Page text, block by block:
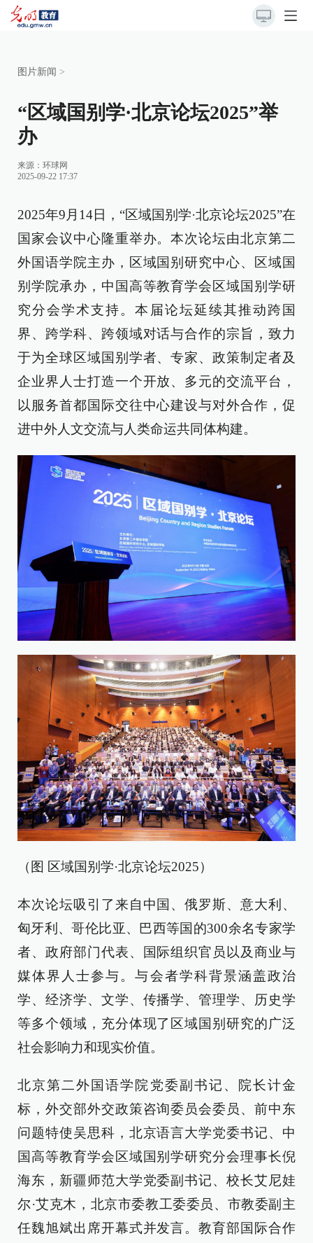
图片新闻 >
“区域国别学·北京论坛2025”举
办
来源： 环球网
2025-09-22 17:37
2025年9月14日，“区域国别学·北京论坛2025”在
国家会议中心隆重举办。本次论坛由北京第二
外国语学院主办，区域国别研究中心、区域国
别学院承办，中国高等教育学会区域国别学研
究分会学术支持。本届论坛延续其推动跨国
界、跨学科、跨领域对话与合作的宗旨，致力
于为全球区域国别学者、专家、政策制定者及
企业界人士打造一个开放、多元的交流平台，
以服务首都国际交往中心建设与对外合作，促
进中外人文交流与人类命运共同体构建。
（图 区域国别学·北京论坛2025）
本次论坛吸引了来自中国、俄罗斯、意大利、
匈牙利、哥伦比亚、巴西等国的300余名专家学
者、政府部门代表、国际组织官员以及商业与
媒体界人士参与。与会者学科背景涵盖政治
学、经济学、文学、传播学、管理学、历史学
等多个领域，充分体现了区域国别研究的广泛
社会影响力和现实价值。
北京第二外国语学院党委副书记、院长计金
标，外交部外交政策咨询委员会委员、前中东
问题特使吴思科，北京语言大学党委书记、中
国高等教育学会区域国别学研究分会理事长倪
海东，新疆师范大学党委副书记、校长艾尼娃
尔·艾克木，北京市委教工委委员、市教委副主
任魏旭斌出席开幕式并发言。教育部国际合作